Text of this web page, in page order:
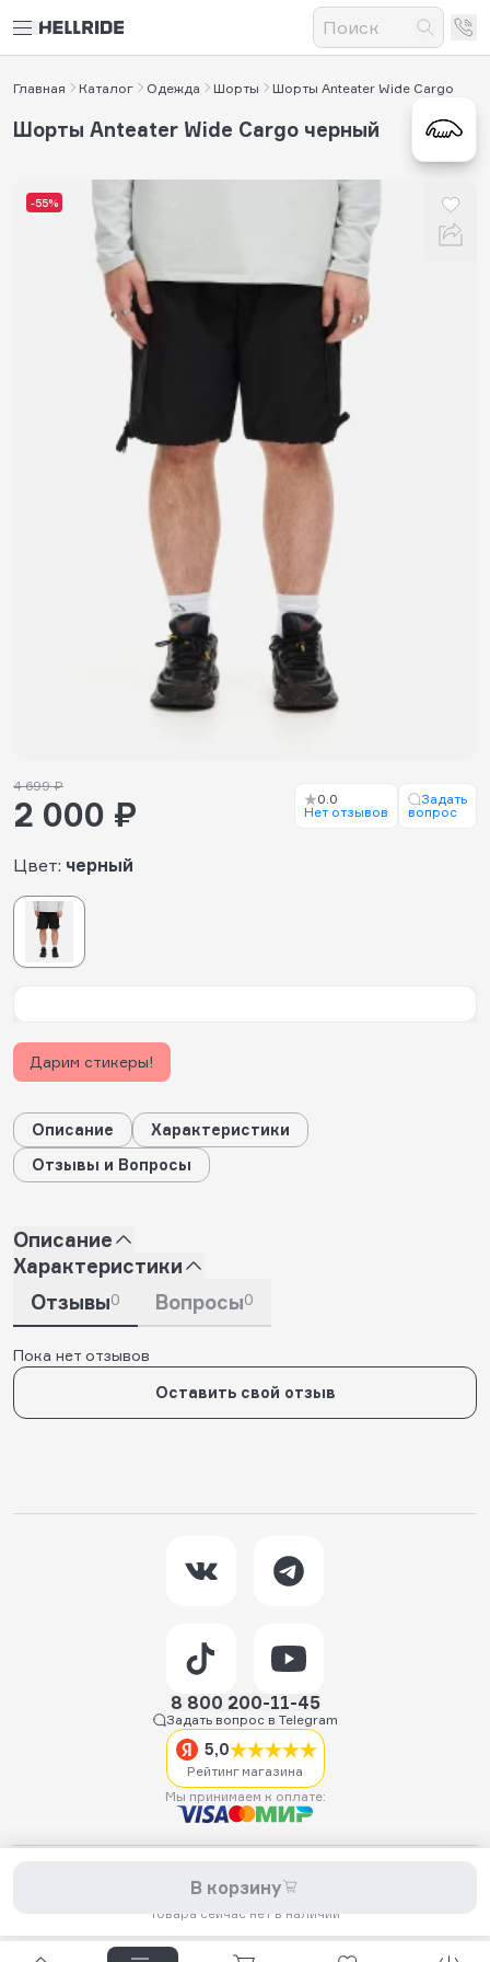
Главная Каталог Одежда Шорты Шорты Anteater Wide Cargo
-55%
Шорты Anteater Wide Cargo черный
Цвет: черный
4 699 ₽
2 000 ₽
0.0
Нет отзывов
Задать
вопрос
В корзину
Товара сейчас нет в наличии
Дарим стикеры!
Описание
Характеристики
Отзывы и Вопросы
Описание
Характеристики
Отзывы0 Вопросы0
Пока нет отзывов
Оставить свой отзыв
8 800 200-11-45
Задать вопрос в Telegram
5,0
Рейтинг магазина
Мы принимаем к оплате:
самокатов, запчастей для самокатов, аксессуаров, экипировки,
одежды и обуви.